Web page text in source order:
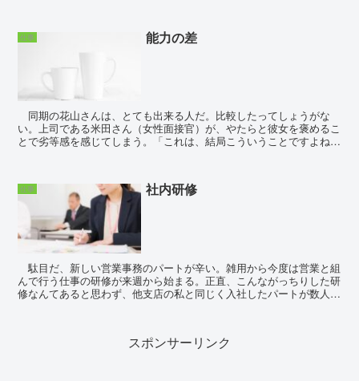
仕事 能力の差
同期の花山さんは、とても出来る人だ。比較したってしょうがな
い。上司である米田さん（女性面接官）が、やたらと彼女を褒めるこ
とで劣等感を感じてしまう。「これは、結局こういうことですよね
仕事 社内研修
駄目だ、新しい営業事務のパートが辛い。雑用から今度は営業と組
んで行う仕事の研修が来週から始まる。正直、こんながっちりした研
修なんてあると思わず、他支店の私と同じく入社したパートが数人本
スポンサーリンク